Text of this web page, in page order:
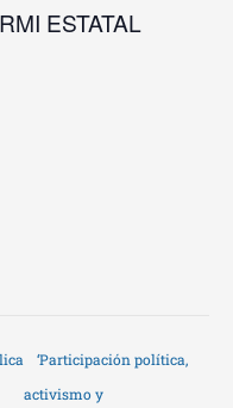
ESTATAL
‘Participación política,
activismo y